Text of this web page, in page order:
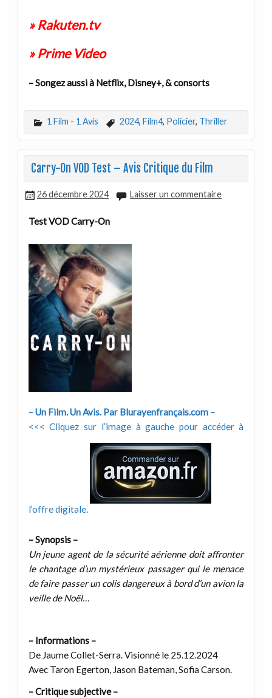
» Rakuten.tv
» Prime Video
– Songez aussi à Netflix, Disney+, & consorts
1 Film - 1 Avis 2024, Film4, Policier, Thriller
Carry-On VOD Test – Avis Critique du Film
26 décembre 2024 Laisser un commentaire
Test VOD Carry-On
– Un Film. Un Avis. Par Blurayenfrançais.com –
<<< Cliquez sur l’image à gauche pour accéder à
l’offre digitale.
– Synopsis –
Un jeune agent de la sécurité aérienne doit affronter
le chantage d’un mystérieux passager qui le menace
de faire passer un colis dangereux à bord d’un avion la
veille de Noël…
– Informations –
De Jaume Collet-Serra. Visionné le 25.12.2024
Avec Taron Egerton, Jason Bateman, Sofia Carson.
– Critique subjective –